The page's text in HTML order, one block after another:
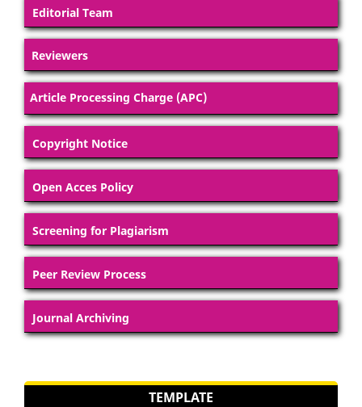
Editorial Team
Reviewers
Article Processing Charge (APC)
Copyright Notice
Open Acces Policy
Screening for Plagiarism
Peer Review Process
Journal Archiving
TEMPLATE